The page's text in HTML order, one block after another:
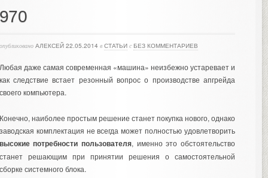
АЛЕКСЕЙ 22.05.2014 в СТАТЬИ с БЕЗ КОММЕНТАРИЕВ
даже самая современная «машина» неизбежно устаревает и
следствие встает резонный вопрос о производстве апгрейда
компьютера.
наиболее простым решение станет покупка нового, однако
комплектация не всегда может полностью удовлетворить
потребности пользователя, именно это обстоятельство
решающим при принятии решения о самостоятельной
системного блока.